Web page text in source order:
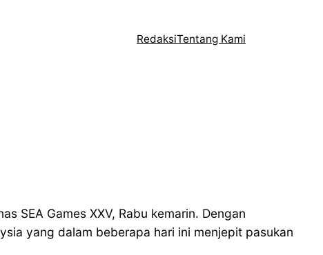
RedaksiTentang Kami
SEA Games XXV, Rabu kemarin. Dengan
yang dalam beberapa hari ini menjepit pasukan